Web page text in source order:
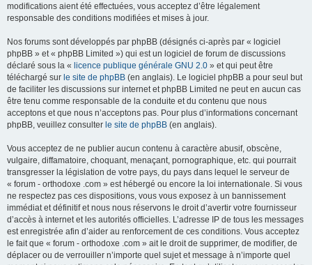
modifications aient été effectuées, vous acceptez d’être légalement
responsable des conditions modifiées et mises à jour.
Nos forums sont développés par phpBB (désignés ci-après par « logiciel
phpBB » et « phpBB Limited ») qui est un logiciel de forum de discussions
déclaré sous la « licence publique générale GNU 2.0 » et qui peut être
téléchargé sur le site de phpBB (en anglais). Le logiciel phpBB a pour seul but
de faciliter les discussions sur internet et phpBB Limited ne peut en aucun cas
être tenu comme responsable de la conduite et du contenu que nous
acceptons et que nous n’acceptons pas. Pour plus d’informations concernant
phpBB, veuillez consulter le site de phpBB (en anglais).
Vous acceptez de ne publier aucun contenu à caractère abusif, obscène,
vulgaire, diffamatoire, choquant, menaçant, pornographique, etc. qui pourrait
transgresser la législation de votre pays, du pays dans lequel le serveur de
« forum - orthodoxe .com » est hébergé ou encore la loi internationale. Si vous
ne respectez pas ces dispositions, vous vous exposez à un bannissement
immédiat et définitif et nous nous réservons le droit d’avertir votre fournisseur
d’accès à internet et les autorités officielles. L’adresse IP de tous les messages
est enregistrée afin d’aider au renforcement de ces conditions. Vous acceptez
le fait que « forum - orthodoxe .com » ait le droit de supprimer, de modifier, de
déplacer ou de verrouiller n’importe quel sujet et message à n’importe quel